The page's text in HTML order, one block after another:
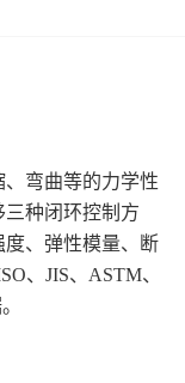
弯曲等的力学性
种闭环控制方
、弹性模量、断
、JIS、ASTM、